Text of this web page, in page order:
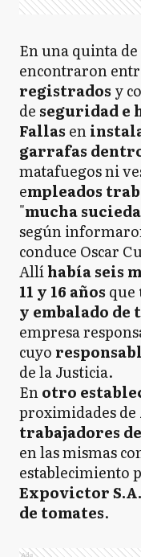
En una quinta de
encontraron
registrados y
de seguridad e
Fallas en
garrafas
matafuegos ni
empleados
"mucha
según
conduce Oscar
Allíhabía seis
11 y 16 años que
y embalado de
empresa
cuyo
de la Justicia.
Enotro
proximidades de
trabajadores
en las mismas
establecimiento
Expovictor
de tomates.
Ads